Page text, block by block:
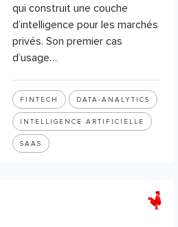
qui construit une couche
d’intelligence pour les marchés
privés. Son premier cas
d’usage…
FINTECH DATA-ANALYTICS
INTELLIGENCE ARTIFICIELLE
SAAS